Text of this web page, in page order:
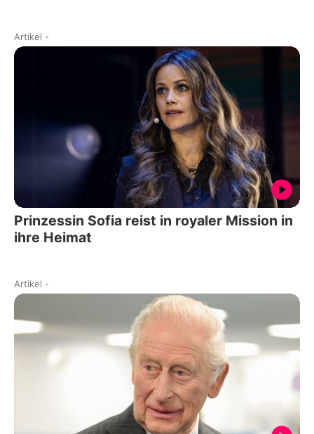
Artikel -
Prinzessin Sofia reist in royaler Mission in
ihre Heimat
Artikel -